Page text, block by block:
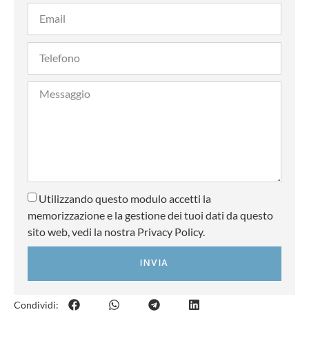
Utilizzando questo modulo accetti la
memorizzazione e la gestione dei tuoi dati da questo
sito web, vedi la nostra Privacy Policy.
INVIA
Condividi: